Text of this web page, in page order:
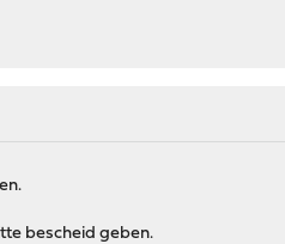
bescheid geben.